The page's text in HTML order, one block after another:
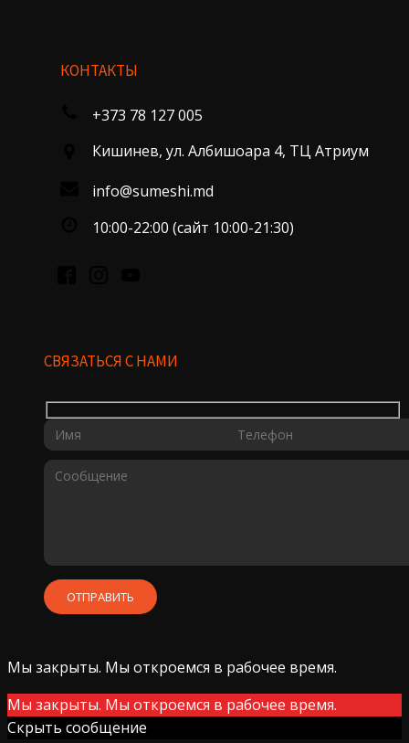
КОНТАКТЫ
+373 78 127 005
Кишинев, ул. Албишоара 4, ТЦ Атриум
info@sumeshi.md
10:00-22:00 (сайт 10:00-21:30)
СВЯЗАТЬСЯ С НАМИ
Мы закрыты. Мы откроемся в рабочее время.
Мы закрыты. Мы откроемся в рабочее время.
Скрыть сообщение